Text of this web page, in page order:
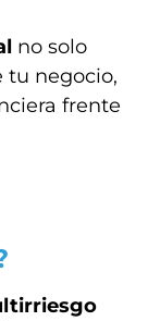
no solo
tu negocio,
frente